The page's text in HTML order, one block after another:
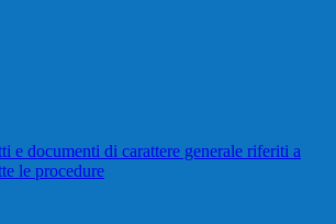
e documenti di carattere generale riferiti a
le procedure